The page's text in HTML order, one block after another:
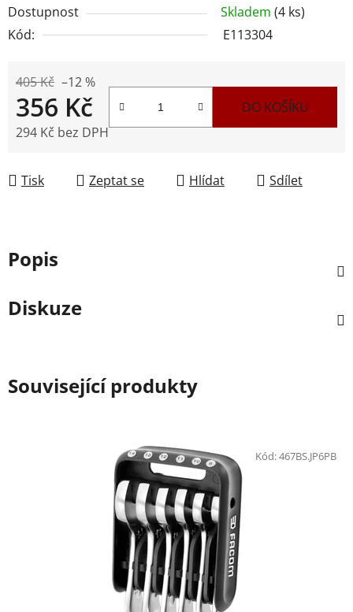
Dostupnost Skladem (4 ks)
Kód:
E113304
405 Kč –12 %
356 Kč
294 Kč bez DPH
DO KOŠÍKU
Tisk Zeptat se Hlídat Sdílet
Popis
Diskuze
Související produkty
Kód:467BS.JP6PB